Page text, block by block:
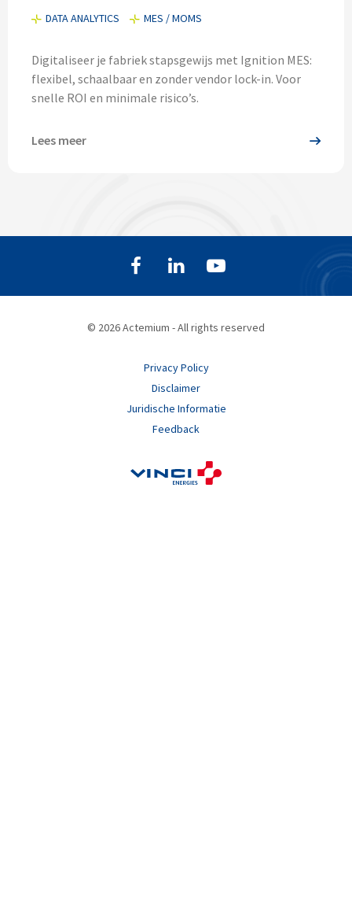
DATA ANALYTICS MES / MOMS
Digitaliseer je fabriek stapsgewijs met Ignition MES:
flexibel, schaalbaar en zonder vendor lock-in. Voor
snelle ROI en minimale risico’s.
Lees meer
© 2026 Actemium - All rights reserved
Privacy Policy
Disclaimer
Juridische Informatie
Feedback